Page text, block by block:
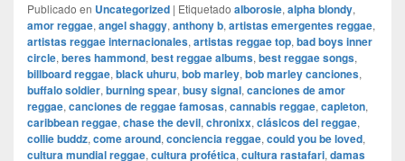
Publicado en Uncategorized | Etiquetado alborosie, alpha blondy,
amor reggae, angel shaggy, anthony b, artistas emergentes reggae,
artistas reggae internacionales, artistas reggae top, bad boys inner
circle, beres hammond, best reggae albums, best reggae songs,
billboard reggae, black uhuru, bob marley, bob marley canciones,
buffalo soldier, burning spear, busy signal, canciones de amor
reggae, canciones de reggae famosas, cannabis reggae, capleton,
caribbean reggae, chase the devil, chronixx, clásicos del reggae,
collie buddz, come around, conciencia reggae, could you be loved,
cultura mundial reggae, cultura profética, cultura rastafari, damas